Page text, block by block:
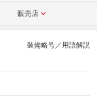
販売店
装備略号／用語解説